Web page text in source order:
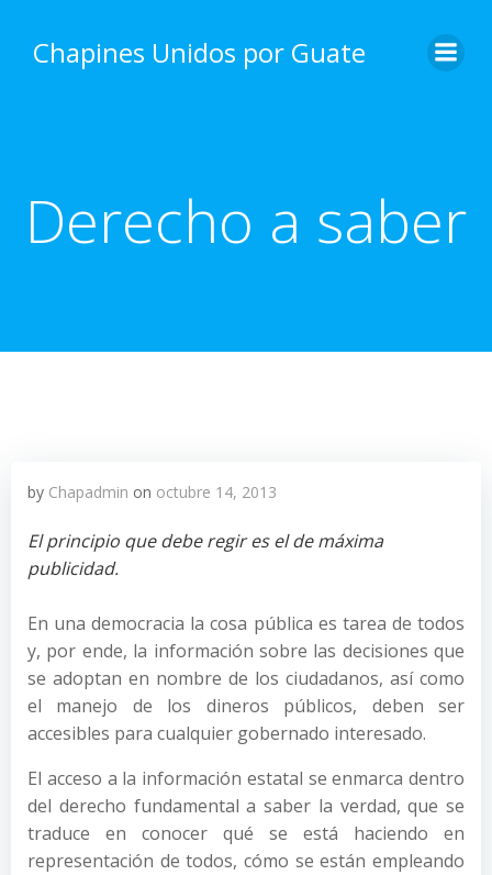
content
Chapines Unidos por Guate
Derecho a saber
by Chapadmin on octubre 14, 2013
El principio que debe regir es el de máxima
publicidad.
En una democracia la cosa pública es tarea de todos
y, por ende, la información sobre las decisiones que
se adoptan en nombre de los ciudadanos, así como
el manejo de los dineros públicos, deben ser
accesibles para cualquier gobernado interesado.
El acceso a la información estatal se enmarca dentro
del derecho fundamental a saber la verdad, que se
traduce en conocer qué se está haciendo en
representación de todos, cómo se están empleando